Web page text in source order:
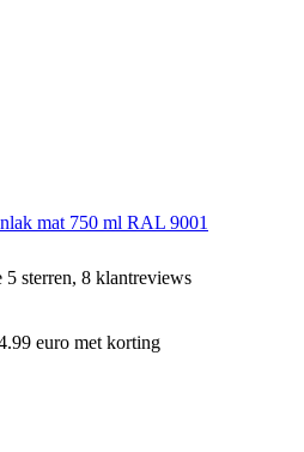
mat 750 ml RAL 9001
5 sterren, 8 klantreviews
euro met korting